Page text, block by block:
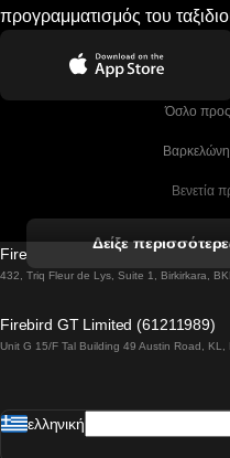
προγραμματισμός του
Όσλο
Βενετία
Βιέννη προς
Βουδαπέστη
Δείξε
Firebird GT Limited (OC 1451)
432, Triq Fleur de Lys, Suite 1, Birkirkara,
Firebird GT Limited (61211989)
Unit G 15/F Tal Building 49 Austin Road, KL,
ελληνική